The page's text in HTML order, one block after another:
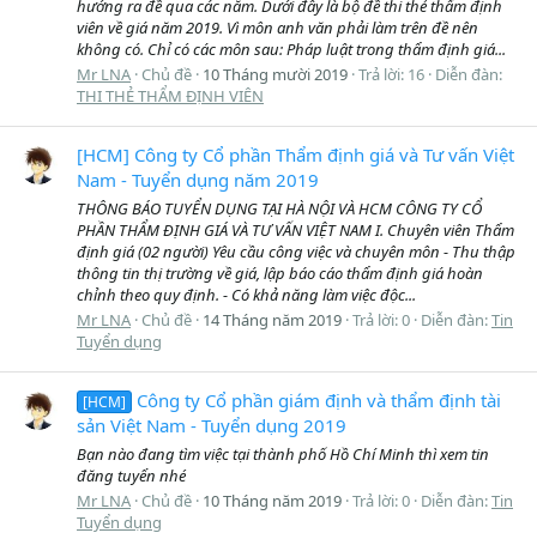
hướng ra đề qua các năm. Dưới đây là bộ đề thi thẻ thẩm định
viên về giá năm 2019. Vì môn anh văn phải làm trên đề nên
không có. Chỉ có các môn sau: Pháp luật trong thẩm định giá...
Mr LNA Chủ đề 10 Tháng mười 2019 Trả lời: 16 Diễn đàn:
THI THẺ THẨM ĐỊNH VIÊN
[HCM] Công ty Cổ phần Thẩm định giá và Tư vấn Việt
Nam - Tuyển dụng năm 2019
THÔNG BÁO TUYỂN DỤNG TẠI HÀ NỘI VÀ HCM CÔNG TY CỔ
PHẦN THẨM ĐỊNH GIÁ VÀ TƯ VẤN VIỆT NAM I. Chuyên viên Thẩm
định giá (02 người) Yêu cầu công việc và chuyên môn - Thu thập
thông tin thị trường về giá, lập báo cáo thẩm định giá hoàn
chỉnh theo quy định. - Có khả năng làm việc độc...
Mr LNA Chủ đề 14 Tháng năm 2019 Trả lời: 0 Diễn đàn:Tin
Tuyển dụng
[HCM]
Công ty Cổ phần giám định và thẩm định tài
sản Việt Nam - Tuyển dụng 2019
Bạn nào đang tìm việc tại thành phố Hồ Chí Minh thì xem tin
đăng tuyển nhé
Mr LNA Chủ đề 10 Tháng năm 2019 Trả lời: 0 Diễn đàn:Tin
Tuyển dụng